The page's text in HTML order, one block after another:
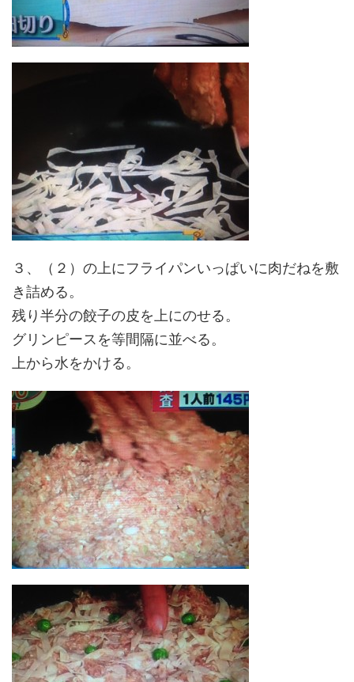
３、（２）の上にフライパンいっぱいに肉だねを敷
き詰める。
残り半分の餃子の皮を上にのせる。
グリンピースを等間隔に並べる。
上から水をかける。